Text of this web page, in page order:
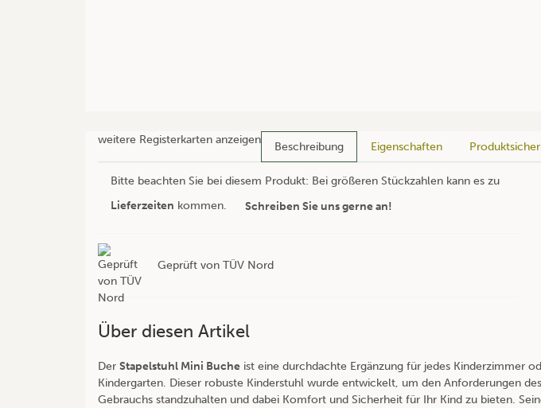
weitere Registerkarten anzeigen
Beschreibung Eigenschaften
Bitte beachten Sie bei diesem Produkt: Bei größeren Stückzahlen kann es zu
Lieferzeiten kommen. Schreiben Sie uns gerne an!
Geprüft von TÜV Nord
Über diesen Artikel
Der Stapelstuhl Mini Buche ist eine durchdachte Ergänzung für jedes Kinderzimmer
Kindergarten. Dieser robuste Kinderstuhl wurde entwickelt, um den Anforderungen
Gebrauchs standzuhalten und dabei Komfort und Sicherheit für Ihr Kind zu bieten.